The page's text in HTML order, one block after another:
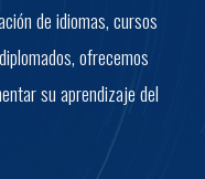
de idiomas, cursos
ofrecemos
su aprendizaje del